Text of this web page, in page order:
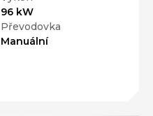
96 kW
Převodovka
Manuální